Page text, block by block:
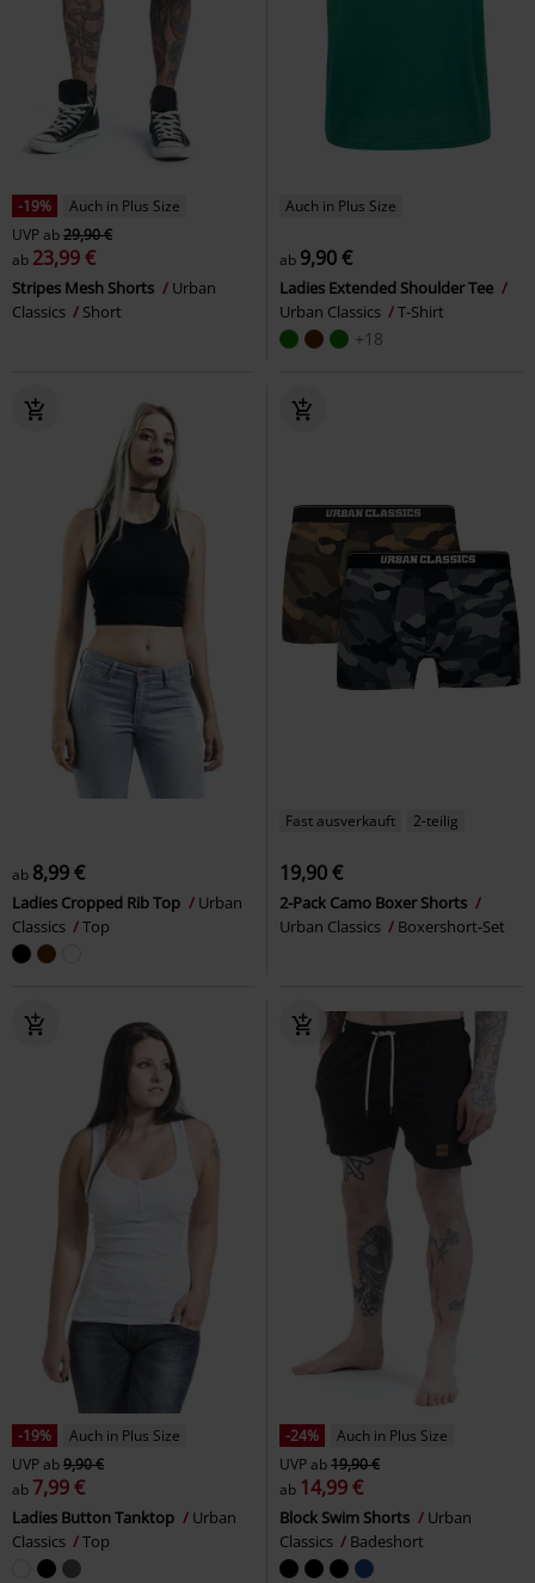
-19%
Auch in Plus Size
UVPab29,90 €
ab 23,99 €
Stripes Mesh Shorts
Urban
Classics
Short
Auch in Plus Size
ab 9,90 €
Ladies Extended Shoulder Tee
Urban Classics
T-Shirt
+18
ab 8,99 €
Ladies Cropped Rib Top
Urban
Classics
Top
Fast ausverkauft 2-teilig
19,90 €
2-Pack Camo Boxer Shorts
Urban Classics
Boxershort-Set
-19%
Auch in Plus Size
UVPab9,90 €
ab 7,99 €
Ladies Button Tanktop
Urban
Classics
Top
-24%
Auch in Plus Size
UVPab19,90 €
ab 14,99 €
Block Swim Shorts
Urban
Classics
Badeshort